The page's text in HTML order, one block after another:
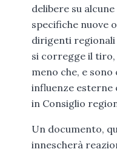
delibere su
specifiche nuove
dirigenti regionali
si corregge il
meno che, e
influenze
in Consiglio
Un documento,
innescherà